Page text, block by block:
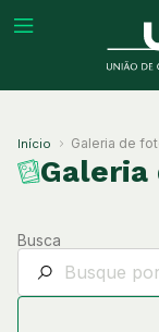
Início Galeria de
Busca